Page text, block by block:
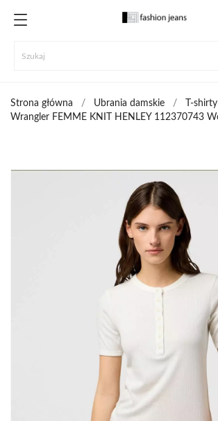
Strona główna Ubrania damskie T-shirty
Wrangler FEMME KNIT HENLEY 112370743